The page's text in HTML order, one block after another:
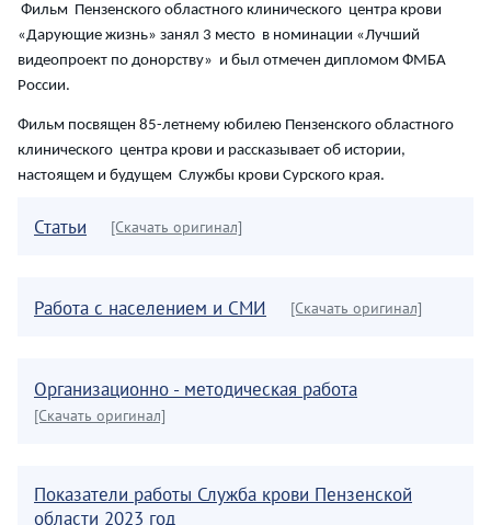
Фильм Пензенского областного клинического центра крови
«Дарующие жизнь» занял 3 место в номинации «Лучший
видеопроект по донорству» и был отмечен дипломом ФМБА
России.
Фильм посвящен 85-летнему юбилею Пензенского областного
клинического центра крови и рассказывает об истории,
настоящем и будущем Службы крови Сурского края.
Статьи [Скачать оригинал]
Работа с населением и СМИ [Скачать оригинал]
Организационно - методическая работа
[Скачать оригинал]
Показатели работы Служба крови Пензенской
области 2023 год